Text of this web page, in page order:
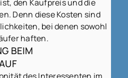
den Kaufpreis und die
Denn diese Kosten sind
bei denen sowohl
haften.
BEIM